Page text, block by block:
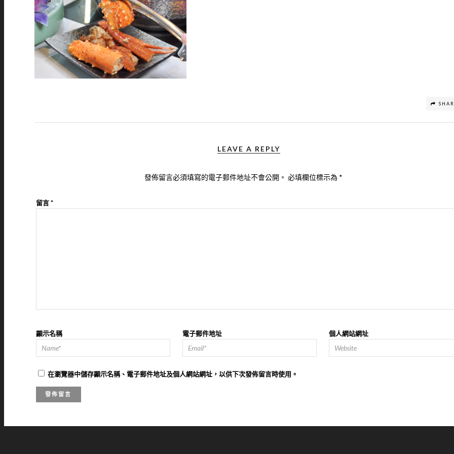
LEAVE A REPLY
發佈留言必須填寫的電子郵件地址不會公開。 必填欄位標示為 *
留言*
顯示名稱 電子郵件地址 個人網站網址
在瀏覽器中儲存顯示名稱、電子郵件地址及個人網站網址，以供下次發佈留言時使用。